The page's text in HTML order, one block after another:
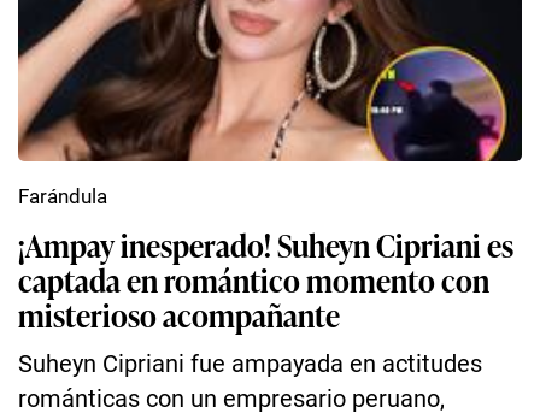
¡Ampay inesperado! Suheyn Cipriani es
captada en romántico momento con
misterioso acompañante
Suheyn Cipriani fue ampayada en actitudes
románticas con un empresario peruano,
Farándula